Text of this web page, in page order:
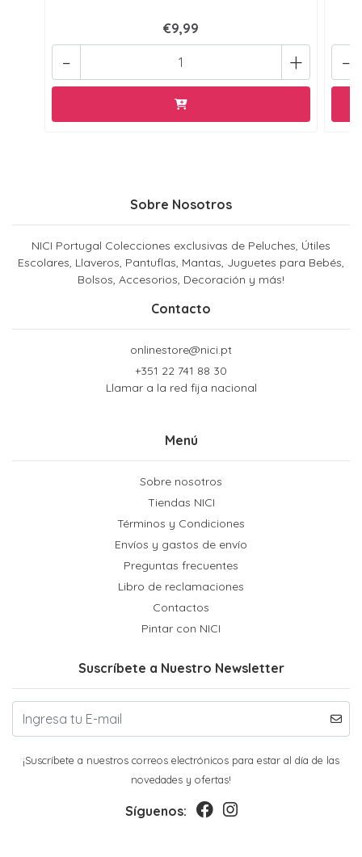
€9,99
+
- -
Sobre Nosotros
NICI Portugal Colecciones exclusivas de Peluches, Útiles
Escolares, Llaveros, Pantuflas, Mantas, Juguetes para Bebés,
Bolsos, Accesorios, Decoración y más!
Contacto
onlinestore@nici.pt
+351 22 741 88 30
Llamar a la red fija nacional
Menú
Sobre nosotros
Tiendas NICI
Términos y Condiciones
Envíos y gastos de envío
Preguntas frecuentes
Libro de reclamaciones
Contactos
Pintar con NICI
Suscríbete a Nuestro Newsletter
¡Suscríbete a nuestros correos electrónicos para estar al día de las
novedades y ofertas!
Síguenos: